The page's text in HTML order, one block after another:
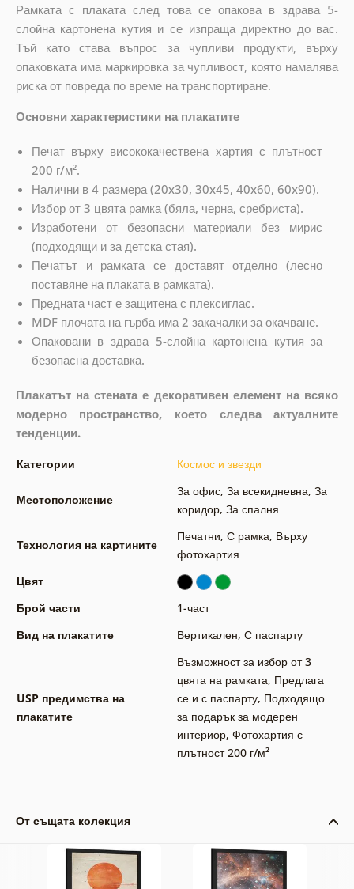
Рамката с плаката след това се опакова в здрава 5-
слойна картонена кутия и се изпраща директно до вас.
Тъй като става въпрос за чупливи продукти, върху
опаковката има маркировка за чупливост, която намалява
риска от повреда по време на транспортиране.
Основни характеристики на плакатите
Печат върху висококачествена хартия с плътност
200 г/м².
Налични в 4 размера (20x30, 30x45, 40x60, 60x90).
Избор от 3 цвята рамка (бяла, черна, сребриста).
Изработени от безопасни материали без мирис
(подходящи и за детска стая).
Печатът и рамката се доставят отделно (лесно
поставяне на плаката в рамката).
Предната част е защитена с плексиглас.
MDF плочата на гърба има 2 закачалки за окачване.
Опаковани в здрава 5-слойна картонена кутия за
безопасна доставка.
Плакатът на стената е декоративен елемент на всяко
модерно пространство, което следва актуалните
тенденции.
Категории Космос и звезди
Местоположение
За офис, За всекидневна, За
коридор, За спалня
Технология на картините
Печатни, С рамка, Върху
фотохартия
Цвят
Брой части
1-част
Вид на плакатите
Вертикален, С паспарту
USP предимства на
плакатите
Възможност за избор от 3
цвята на рамката, Предлага
се и с паспарту, Подходящо
за подарък за модерен
интериор, Фотохартия с
плътност 200 г/м²
От същата колекция